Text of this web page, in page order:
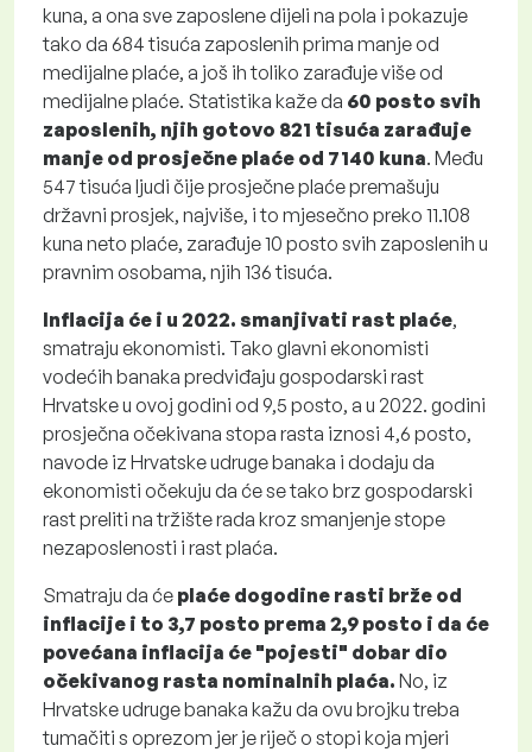
kuna, a ona sve zaposlene dijeli na pola i pokazuje
tako da 684 tisuća zaposlenih prima manje od
medijalne plaće, a još ih toliko zarađuje više od
medijalne plaće. Statistika kaže da 60 posto svih
zaposlenih, njih gotovo 821 tisuća zarađuje
manje od prosječne plaće od 7140 kuna. Među
547 tisuća ljudi čije prosječne plaće premašuju
državni prosjek, najviše, i to mjesečno preko 11.108
kuna neto plaće, zarađuje 10 posto svih zaposlenih u
pravnim osobama, njih 136 tisuća.
Inflacija će i u 2022. smanjivati rast plaće,
smatraju ekonomisti. Tako glavni ekonomisti
vodećih banaka predviđaju gospodarski rast
Hrvatske u ovoj godini od 9,5 posto, a u 2022. godini
prosječna očekivana stopa rasta iznosi 4,6 posto,
navode iz Hrvatske udruge banaka i dodaju da
ekonomisti očekuju da će se tako brz gospodarski
rast preliti na tržište rada kroz smanjenje stope
nezaposlenosti i rast plaća.
Smatraju da će plaće dogodine rasti brže od
inflacije i to 3,7 posto prema 2,9 posto i da će
povećana inflacija će "pojesti" dobar dio
očekivanog rasta nominalnih plaća. No, iz
Hrvatske udruge banaka kažu da ovu brojku treba
tumačiti s oprezom jer je riječ o stopi koja mjeri